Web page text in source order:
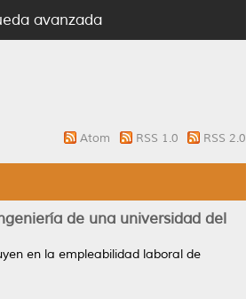
avanzada
Atom RSS 1.0 RSS 2.0
de una universidad del
en la empleabilidad laboral de